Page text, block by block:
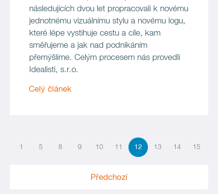
následujících dvou let propracovali k novému
jednotnému vizuálnímu stylu a novému logu,
které lépe vystihuje cestu a cíle, kam
směřujeme a jak nad podnikáním
přemýšlíme. Celým procesem nás provedli
Idealisti, s.r.o.
Celý článek
1 5 8 9 10 11 12 13 14 15
Předchozí